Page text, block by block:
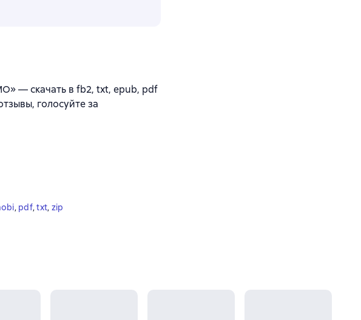
— скачать в fb2, txt, epub, pdf
голосуйте за
, pdf, txt, zip